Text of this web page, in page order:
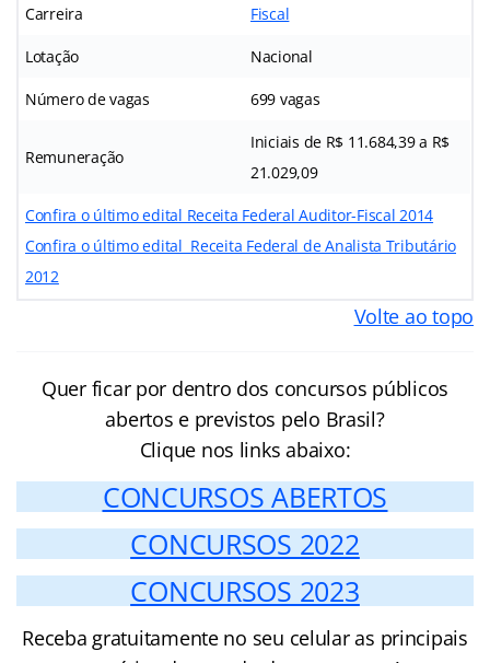
Carreira Fiscal
Lotação Nacional
Número de vagas 699 vagas
Remuneração
Iniciais de R$ 11.684,39 a R$
21.029,09
Confira o último edital Receita Federal Auditor-Fiscal 2014
Confira o último edital Receita Federal de Analista Tributário
2012
Volte ao topo
Quer ficar por dentro dos concursos públicos
abertos e previstos pelo Brasil?
Clique nos links abaixo:
CONCURSOS ABERTOS
CONCURSOS 2022
CONCURSOS 2023
Receba gratuitamente no seu celular as principais